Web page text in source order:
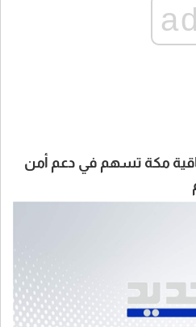
ad
مكة تسهم في دعم أمن